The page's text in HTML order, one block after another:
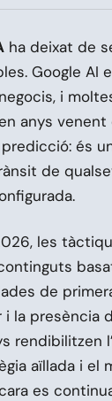
ha deixat de
Google AI
i
anys
és
de
les
de
la presència
rendibilitzen
aïllada i el
es